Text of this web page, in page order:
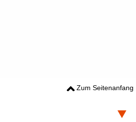
Zum Seitenanfang